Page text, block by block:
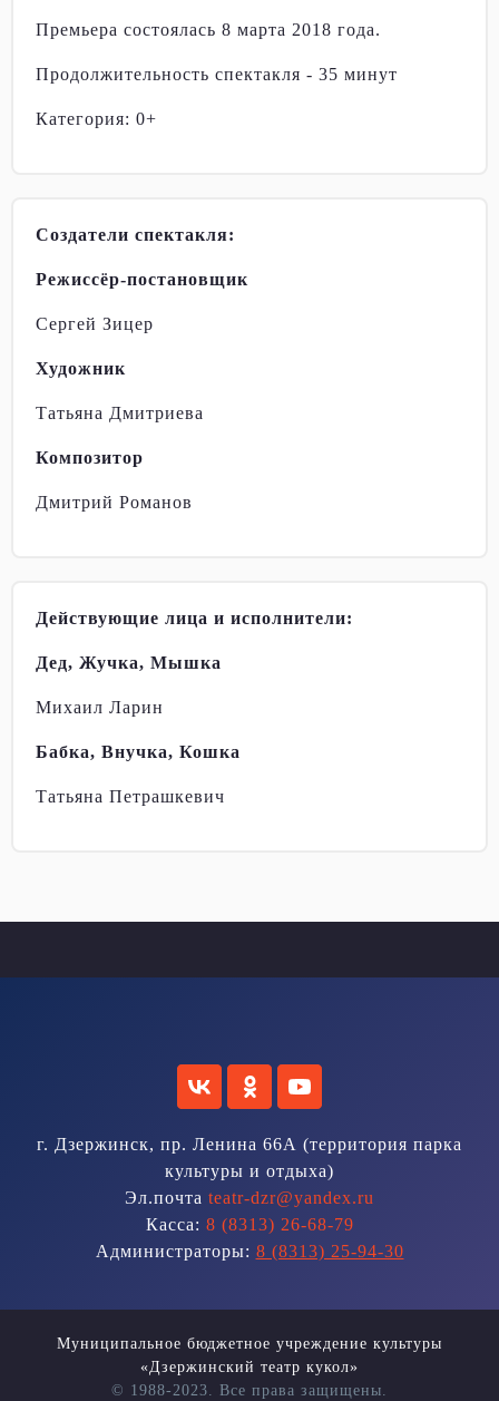
Премьера состоялась 8 марта 2018 года.
Продолжительность спектакля - 35 минут
Категория: 0+
Создатели спектакля:
Режиссёр-постановщик
Сергей Зицер
Художник
Татьяна Дмитриева
Композитор
Дмитрий Романов
Действующие лица и исполнители:
Дед, Жучка, Мышка
Михаил Ларин
Бабка, Внучка, Кошка
Татьяна Петрашкевич
г. Дзержинск, пр. Ленина 66А (территория парка
культуры и отдыха)
Эл.почта teatr-dzr@yandex.ru
Касса: 8 (8313) 26-68-79
Администраторы: 8 (8313) 25-94-30
Муниципальное бюджетное учреждение культуры
«Дзержинский театр кукол»
© 1988-2023. Все права защищены.